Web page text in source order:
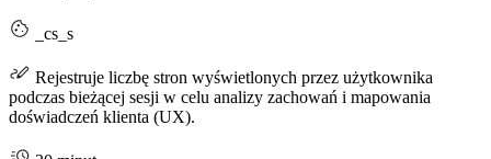
_cs_s
Rejestruje liczbę stron wyświetlonych przez użytkownika
podczas bieżącej sesji w celu analizy zachowań i mapowania
doświadczeń klienta (UX).